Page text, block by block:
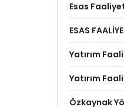
Esas
ESAS
Yatırım
Yatırım
Özkaynak